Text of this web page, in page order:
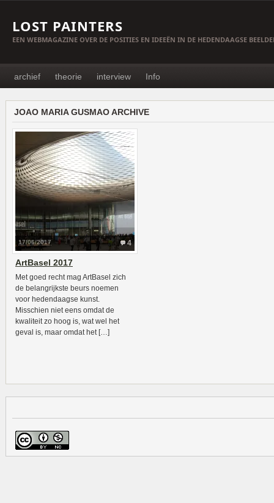
LOST PAINTERS
EEN WEBMAGAZINE OVER DE POSITIES EN IDEEËN IN DE HEDENDAAGSE
archief theorie interview Info
JOAO MARIA GUSMAO ARCHIVE
4
17/06/2017
ArtBasel 2017
Met goed recht mag ArtBasel zich
de belangrijkste beurs noemen
voor hedendaagse kunst.
Misschien niet eens omdat de
kwaliteit zo hoog is, wat wel het
geval is, maar omdat het […]